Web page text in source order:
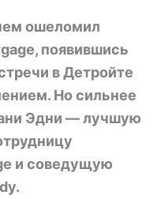
ошеломил
появившись
в Детройте
Но сильнее
Эдни — лучшую
и соведущую